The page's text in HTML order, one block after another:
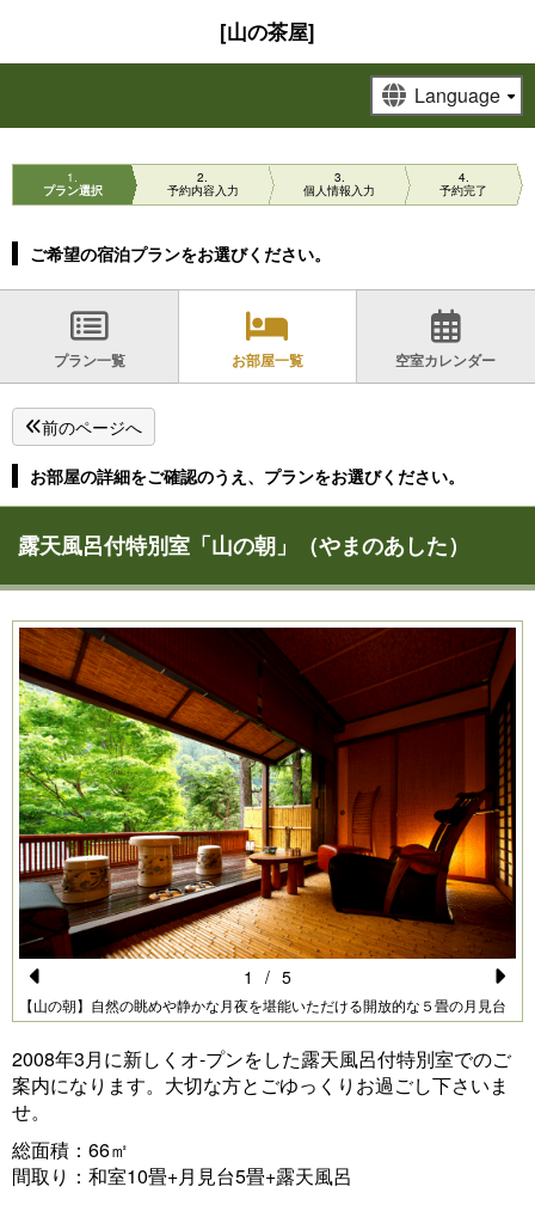
[山の茶屋]
1
プラン選択
2
予約内容入力
3
個人情報入力
4
予約完了
ご希望の宿泊プランをお選びください。
プラン一覧 お部屋一覧 空室カレンダー
前のページへ
お部屋の詳細をご確認のうえ、プランをお選びください。
露天風呂付特別室「山の朝」（やまのあした）
Pr
vi
o
u
s
【山の朝】自然の眺めや静かな月夜を堪能いただける開放的な５畳の月見台
N
xt
1 / 5
2008年3月に新しくオ-プンをした露天風呂付特別室でのご
案内になります。大切な方とごゆっくりお過ごし下さいま
せ。
総面積：66㎡
間取り：和室10畳+月見台5畳+露天風呂